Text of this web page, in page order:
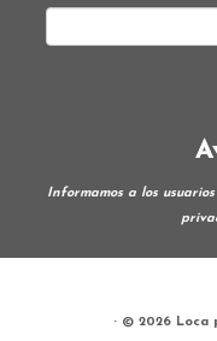
Informamos a los
· © 2026 Loca